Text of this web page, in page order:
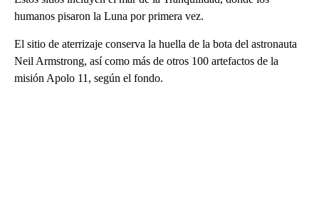
humanos pisaron la Luna por primera vez.
El sitio de aterrizaje conserva la huella de la bota del astronauta
Neil Armstrong, así como más de otros 100 artefactos de la
misión Apolo 11, según el fondo.